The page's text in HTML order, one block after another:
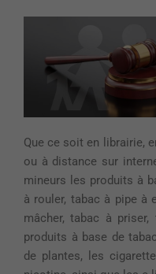
Que ce soit en librairie,
ou à distance sur
mineurs les produits à
à rouler, tabac à pipe à
mâcher, tabac à
produits à base de
de plantes, les